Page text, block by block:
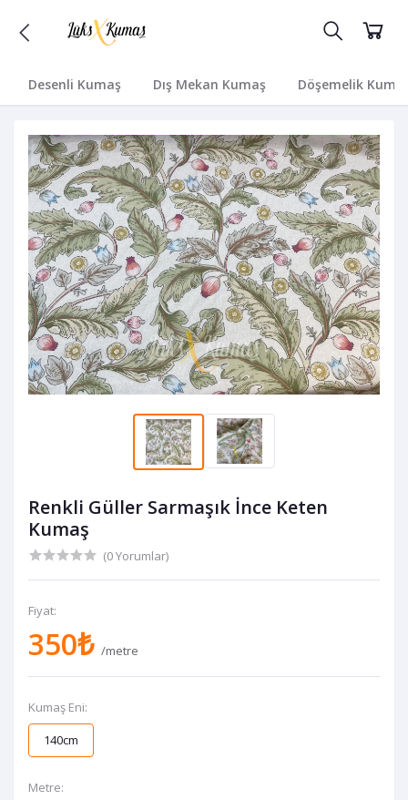
Desenli Kumaş Dış Mekan Kumaş Döşemelik
Renkli Güller Sarmaşık İnce Keten
Kumaş
(0 Yorumlar)
Fiyat:
350₺ /metre
Kumaş Eni:
140cm
Metre: